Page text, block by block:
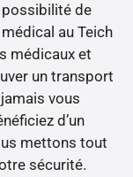
possibilité de
au Teich
médicaux et
un transport
vous
d’un
mettons tout
sécurité.